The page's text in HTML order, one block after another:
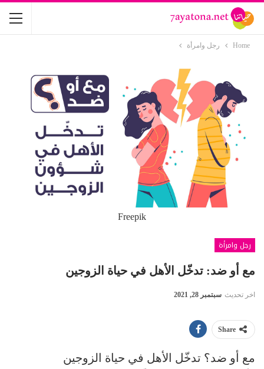
Home رجل وامرأة
Freepik
رجل وامرأة
مع أو ضد: تدخّل الأهل في حياة الزوجين
اخر تحديث سبتمبر 28, 2021
Share
مع أو ضد؟ تدخّل الأهل في حياة الزوجين